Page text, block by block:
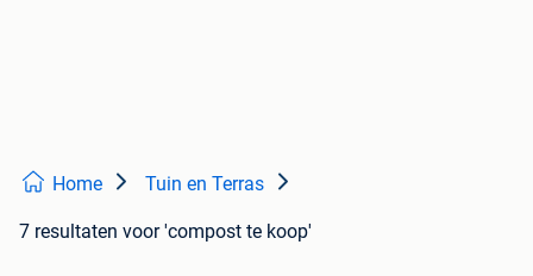
Home Tuin en Terras
7 resultaten voor 'compost te koop'